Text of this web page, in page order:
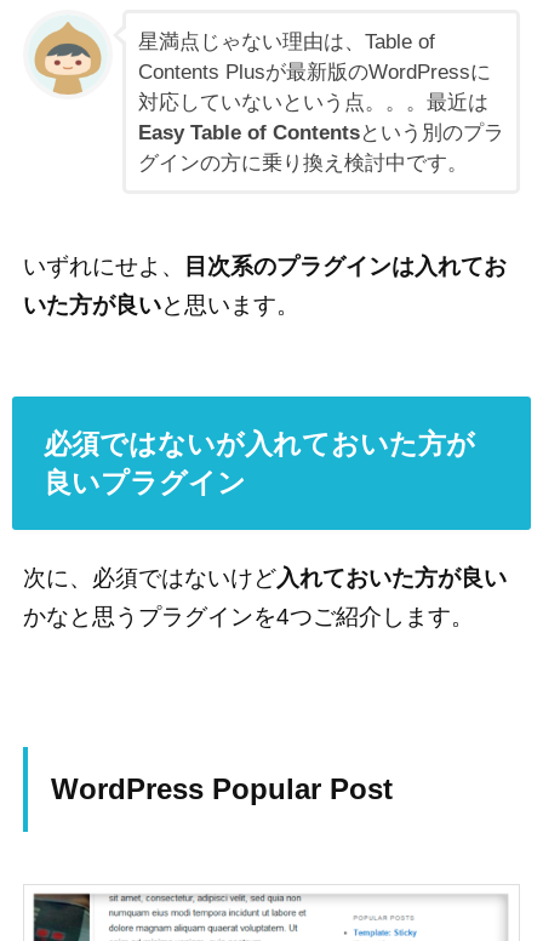
星満点じゃない理由は、Table of
Contents Plusが最新版のWordPressに
対応していないという点。。。最近は
Easy Table of Contentsという別のプラ
グインの方に乗り換え検討中です。
いずれにせよ、
目次系のプラグインは入れてお
いた方が良いと思います。
必須ではないが入れておいた方が
良いプラグイン
次に、必須ではないけど入れておいた方が良い
かなと思うプラグインを4つご紹介します。
WordPress Popular Post